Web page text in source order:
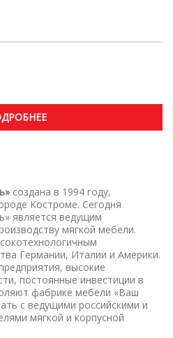
создана в 1994 году,
Костроме. Сегодня
является ведущим
мягкой мебели.
Германии, Италии и Америки.
высокие
постоянные инвестиции в
фабрике мебели «Ваш
с ведущими российскими и
мягкой и корпусной